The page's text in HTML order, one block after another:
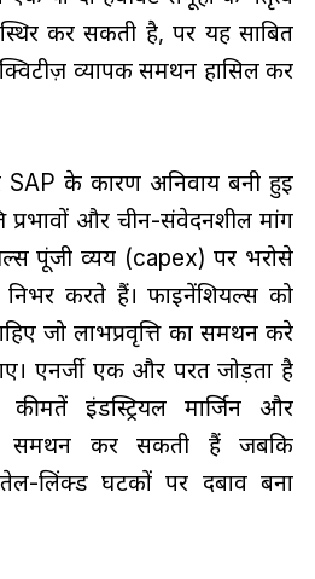
कर सकती है, पर यह साबित
व्यापक समर्थन हासिल कर
के कारण अनिवार्य बनी हुई
प्रभावों और चीन-संवेदनशील मांग
पूंजी व्यय (capex) पर भरोसे
निर्भर करते हैं। फाइनेंशियल्स को
जो लाभप्रवृत्ति का समर्थन करे
एनर्जी एक और परत जोड़ता है
इंडस्ट्रियल मार्जिन और
समर्थन कर सकती हैं जबकि
लिंक्ड घटकों पर दबाव बना